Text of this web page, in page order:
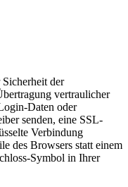
der
vertraulicher
Daten oder
senden, eine SSL-
Verbindung
des Browsers statt einem
Symbol in Ihrer